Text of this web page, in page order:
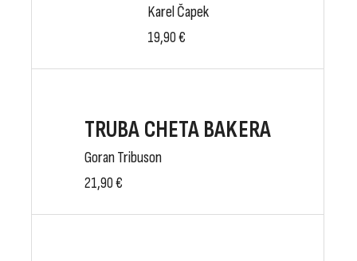
Karel Čapek
19,90€
TRUBA CHETA BAKERA
Goran Tribuson
21,90€